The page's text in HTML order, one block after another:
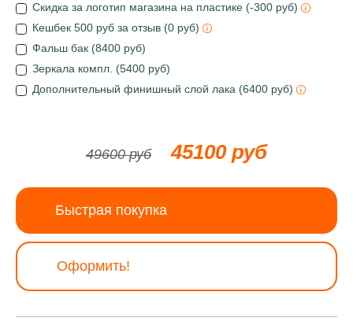
Скидка за логотип магазина на пластике (-300 руб)
Кешбек 500 руб за отзыв (0 руб)
Фальш бак (8400 руб)
Зеркала компл. (5400 руб)
Дополнительный финишный слой лака (6400 руб)
49600 руб 45100 руб
Быстрая покупка
Оформить!